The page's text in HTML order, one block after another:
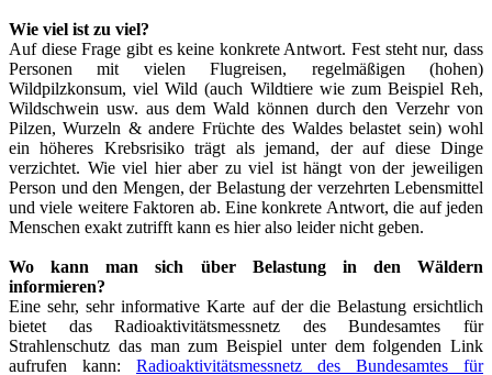
Wie viel ist zu viel?
Auf diese Frage gibt es keine konkrete Antwort. Fest steht nur, dass
Personen mit vielen Flugreisen, regelmäßigen (hohen)
Wildpilzkonsum, viel Wild (auch Wildtiere wie zum Beispiel Reh,
Wildschwein usw. aus dem Wald können durch den Verzehr von
Pilzen, Wurzeln & andere Früchte des Waldes belastet sein) wohl
ein höheres Krebsrisiko trägt als jemand, der auf diese Dinge
verzichtet. Wie viel hier aber zu viel ist hängt von der jeweiligen
Person und den Mengen, der Belastung der verzehrten Lebensmittel
und viele weitere Faktoren ab. Eine konkrete Antwort, die auf jeden
Menschen exakt zutrifft kann es hier also leider nicht geben.
Wo kann man sich über Belastung in den Wäldern
informieren?
Eine sehr, sehr informative Karte auf der die Belastung ersichtlich
bietet das Radioaktivitätsmessnetz des Bundesamtes für
Strahlenschutz das man zum Beispiel unter dem folgenden Link
aufrufen kann: Radioaktivitätsmessnetz des Bundesamtes für